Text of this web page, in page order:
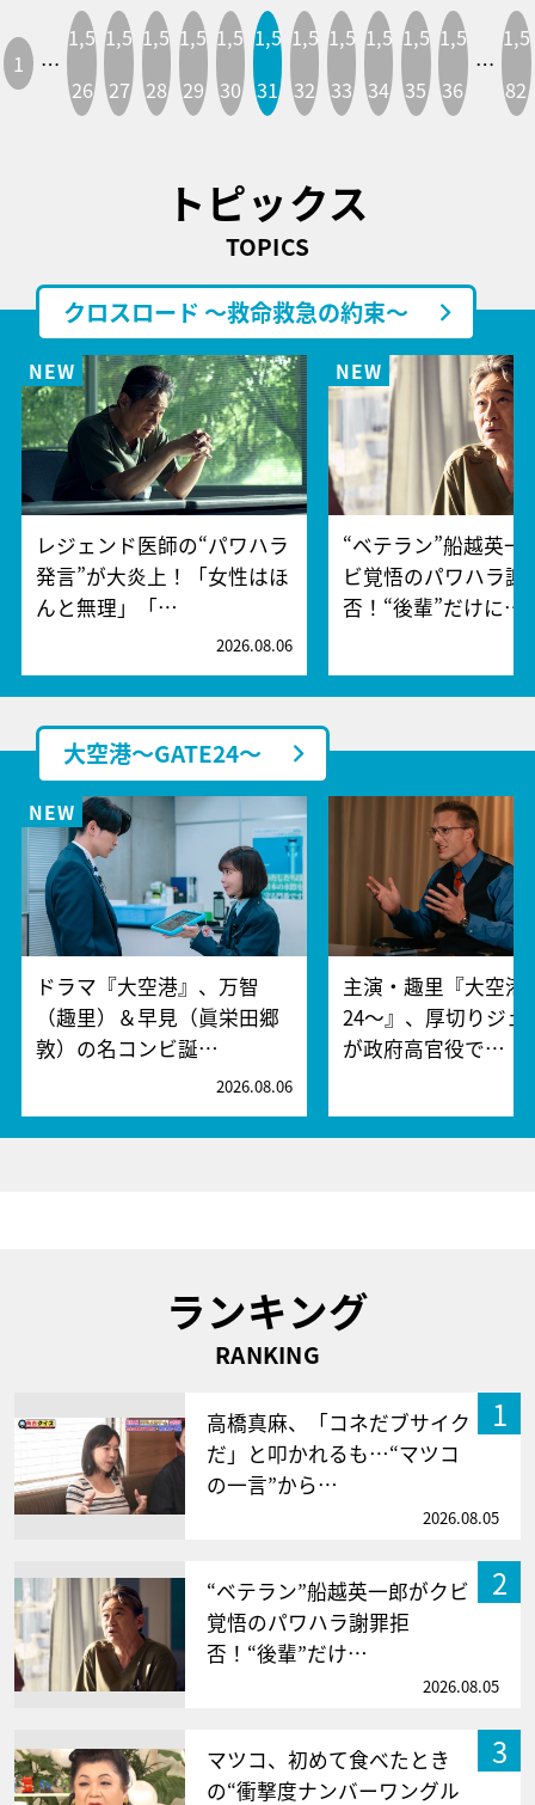
1 …
1,5
26
1,5
27
1,5
28
1,5
29
1,5
30
1,5
31
1,5
32
1,5
33
1,5
34
1,5
35
1,5
36
…
1,5
82
トピックス
TOPICS
クロスロード ～救命救急の約束～
レジェンド医師の“パワハラ
発言”が大炎上！「女性はほ
んと無理」「…
2026.08.06
“ベテラン”船越英一
ビ覚悟のパワハラ謝
否！“後輩”だけに…
大空港～GATE24～
ドラマ『大空港』、万智
（趣里）＆早見（眞栄田郷
敦）の名コンビ誕…
2026.08.06
主演・趣里『大空港
24～』、厚切りジェ
が政府高官役で…
ランキング
RANKING
1
高橋真麻、「コネだブサイク
だ」と叩かれるも…“マツコ
の一言”から…
2026.08.05
2
“ベテラン”船越英一郎がクビ
覚悟のパワハラ謝罪拒
否！“後輩”だけ…
2026.08.05
3
マツコ、初めて食べたとき
の“衝撃度ナンバーワングル